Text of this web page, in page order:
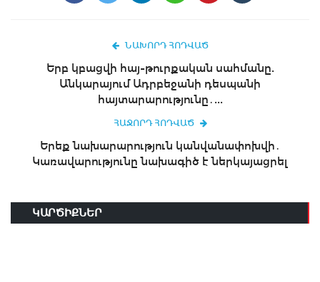
ՆԱԽՈՐԴ ՀՈԴՎԱԾ
Երբ կբացվի հայ-թուրքական սահմանը.
Անկարայում Ադրբեջանի դեսպանի
հայտարարությունը․...
ՀԱՋՈՐԴ ՀՈԴՎԱԾ
Երեք նախարարություն կանվանափոխվի․
Կառավարությունը նախագիծ է ներկայացրել
ԿԱՐԾԻՔՆԵՐ